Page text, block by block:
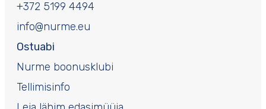
Ostuabi
Nurme boonusklubi
Tellimisinfo
+372 5199 4494
info@nurme.eu